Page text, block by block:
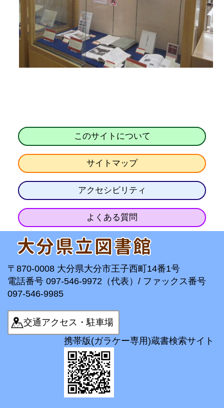
このサイトについて
サイトマップ
アクセシビリティ
よくある質問
〒870-0008 大分県大分市王子西町14番1号
電話番号 097-546-9972（代表）/ ファックス番号
097-546-9985
交通アクセス・駐車場
携帯版(ガラケー専用)蔵書検索サイト